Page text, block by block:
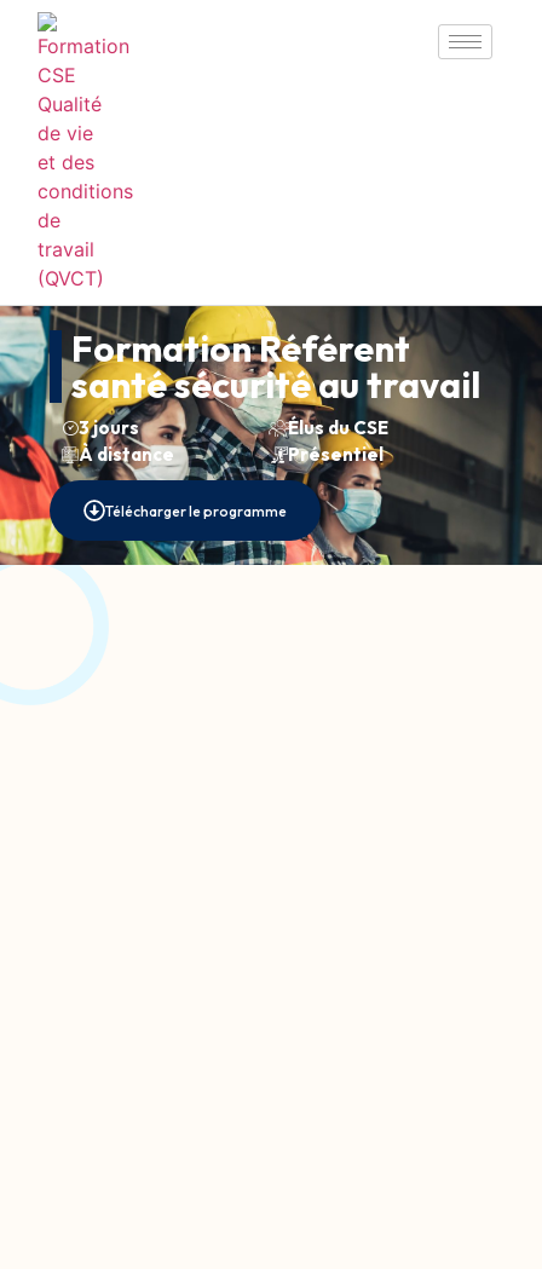
Formation Référent
santé sécurité au travail
3 jours
Élus du CSE
À distance
Présentiel
Télécharger le programme